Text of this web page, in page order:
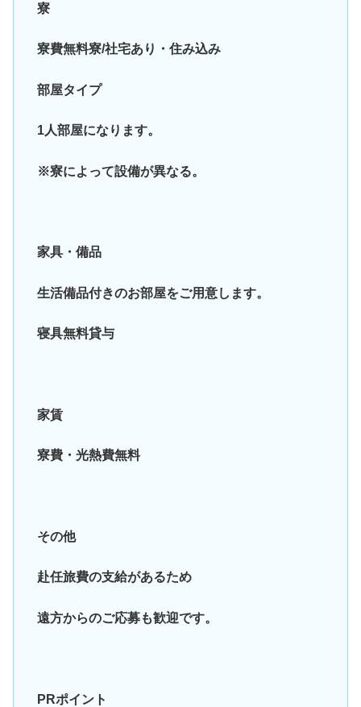
寮
寮費無料寮/社宅あり・住み込み
部屋タイプ
1人部屋になります。
※寮によって設備が異なる。
家具・備品
生活備品付きのお部屋をご用意します。
寝具無料貸与
家賃
寮費・光熱費無料
その他
赴任旅費の支給があるため
遠方からのご応募も歓迎です。
PRポイント